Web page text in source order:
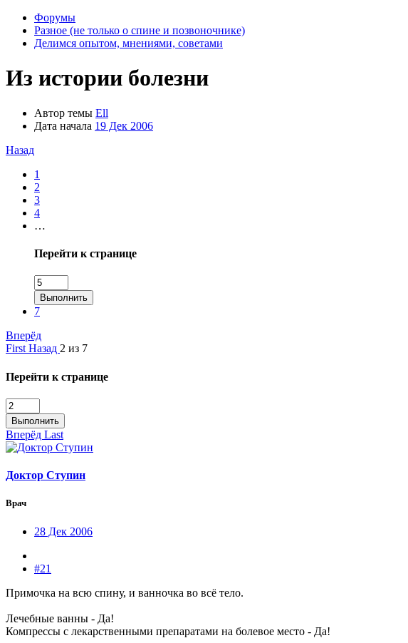
Форумы
Разное (не только о спине и позвоночнике)
Делимся опытом, мнениями, советами
Из истории болезни
Автор темы Ell
Дата начала 19 Дек 2006
Назад
1
2
3
4
…
Перейти к странице
Выполнить
7
Вперёд
First Назад 2 из 7
Перейти к странице
Выполнить
Вперёд Last
Доктор Ступин
Врач
28 Дек 2006
#21
Примочка на всю спину, и ванночка во всё тело.
Лечебные ванны - Да!
Компрессы с лекарственными препаратами на болевое место - Да!